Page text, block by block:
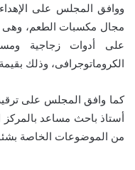
ووافق المجلس على
مجال مكسبات الطعم، وهى
على أدوات زجاجية
الكروماتوجرافى، وذلك بقيمة تقديرية 40000
أستاذ باحث مساعد بالمركز
من الموضوعات الخاصة